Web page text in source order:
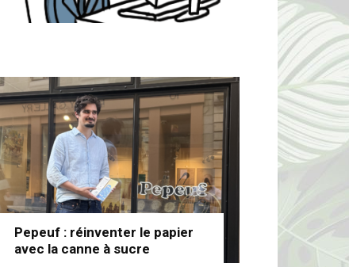
Pepeuf : réinventer le papier
avec la canne à sucre